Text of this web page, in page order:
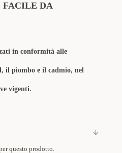
FACILE DA
in conformità alle
il piombo e il cadmio, nel
vigenti.
questo prodotto.